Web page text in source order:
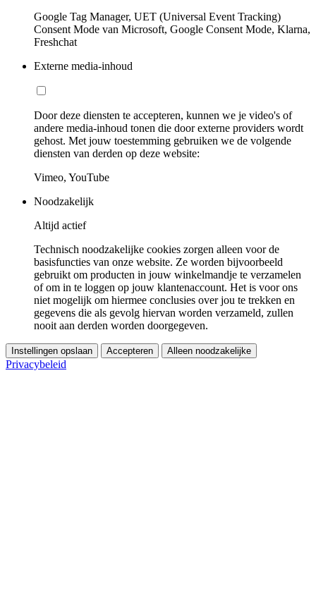
Google Tag Manager, UET (Universal Event Tracking)
Consent Mode van Microsoft, Google Consent Mode, Klarna,
Freshchat
Externe media-inhoud
Door deze diensten te accepteren, kunnen we je video's of
andere media-inhoud tonen die door externe providers wordt
gehost. Met jouw toestemming gebruiken we de volgende
diensten van derden op deze website:
Vimeo, YouTube
Noodzakelijk
Altijd actief
Technisch noodzakelijke cookies zorgen alleen voor de
basisfuncties van onze website. Ze worden bijvoorbeeld
gebruikt om producten in jouw winkelmandje te verzamelen
of om in te loggen op jouw klantenaccount. Het is voor ons
niet mogelijk om hiermee conclusies over jou te trekken en
gegevens die als gevolg hiervan worden verzameld, zullen
nooit aan derden worden doorgegeven.
Instellingen opslaan Accepteren Alleen noodzakelijke
Privacybeleid